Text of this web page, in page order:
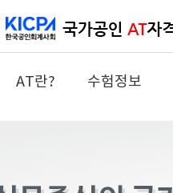
AT란? 수험정보